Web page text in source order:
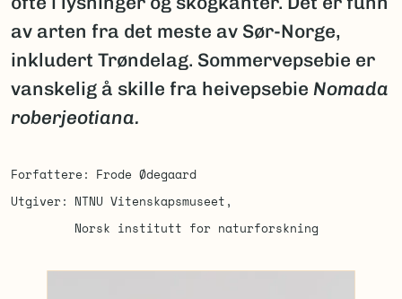
av arten fra det meste av Sør-Norge,
inkludert Trøndelag. Sommervepsebie er
vanskelig å skille fra heivepsebie Nomada
roberjeotiana.
Forfattere
Frode Ødegaard
Utgiver
NTNU Vitenskapsmuseet
Norsk institutt for naturforskning